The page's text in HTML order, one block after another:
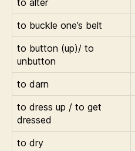
to buckle one’s belt
to button (up)/ to
unbutton
to darn
to dress up / to get
dressed
to dry